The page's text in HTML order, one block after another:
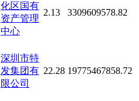
化区国有
资产管理
中心
2.13 3309609578.82
深圳市特
发集团有
限公司
22.28 19775467858.72